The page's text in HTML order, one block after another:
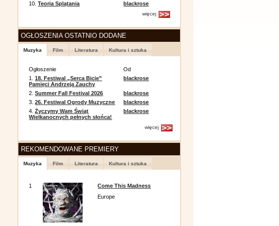
10.Teoria Splątania blackrose
więcej
OGŁOSZENIA OSTATNIO DODANE
Muzyka Film Literatura Kultura i sztuka
Ogłoszenie
Od
1.18. Festiwal „Serca Bicie”
Pamięci Andrzeja Zauchy
blackrose
2.Summer Fall Festival 2026
blackrose
3.26. Festiwal Ogrody Muzyczne
blackrose
4.Życzymy Wam Świąt
Wielkanocnych pełnych słońca!
blackrose
więcej
REKOMENDOWANE PREMIERY
Muzyka Film Literatura Kultura i sztuka
1
Come This Madness
Europe